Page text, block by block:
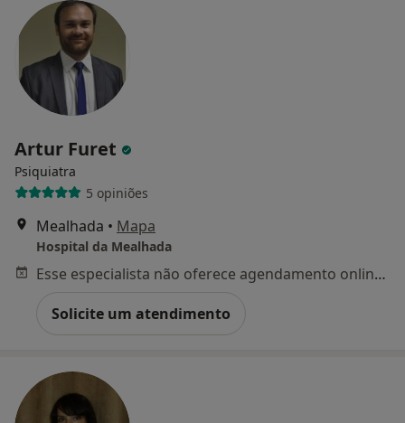
Artur Furet
Psiquiatra
5 opiniões
Mealhada • Mapa
Hospital da Mealhada
Esse especialista não oferece agendamento online para esse endereço.
Solicite um atendimento